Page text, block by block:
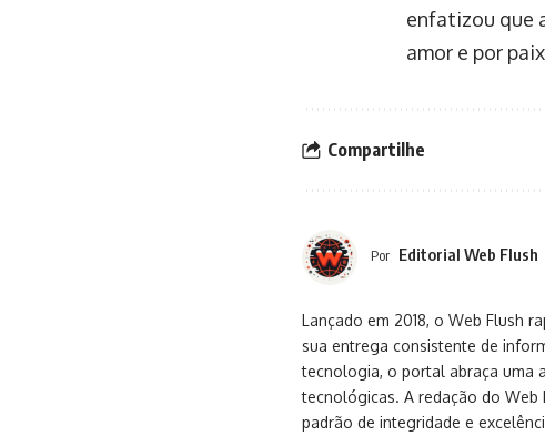
enfatizou que
amor e por
Compartilhe
Por Editorial Web Flush
Lançado em 2018, o Web Flush
sua entrega consistente de
tecnologia, o portal abraça uma
tecnológicas. A redação do Web
padrão de integridade e